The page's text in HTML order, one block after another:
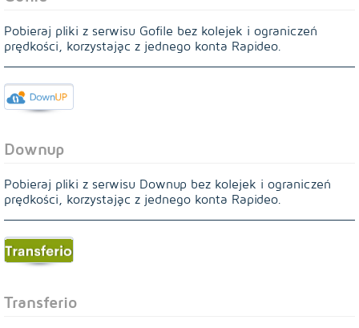
Pobieraj pliki z serwisu Gofile bez kolejek i ograniczeń
prędkości, korzystając z jednego konta Rapideo.
Downup
Pobieraj pliki z serwisu Downup bez kolejek i ograniczeń
prędkości, korzystając z jednego konta Rapideo.
Transferio